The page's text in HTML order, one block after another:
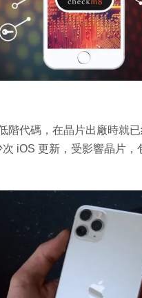
階代碼，在晶片出廠時就
iOS 更新，受影響晶片